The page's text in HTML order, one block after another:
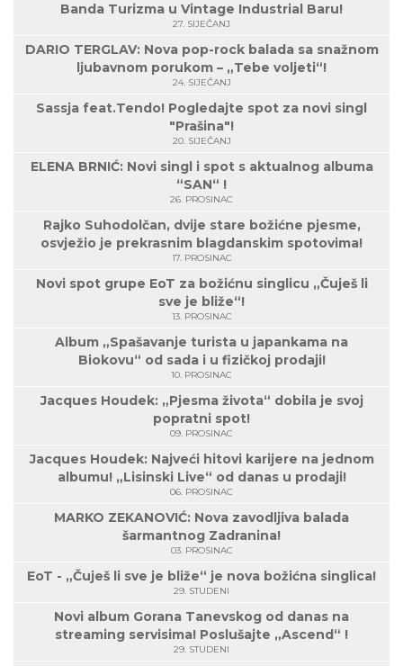
Banda Turizma u Vintage Industrial Baru!
27. SIJEČANJ
DARIO TERGLAV: Nova pop-rock balada sa snažnom
ljubavnom porukom – „Tebe voljeti“!
24. SIJEČANJ
Sassja feat.Tendo! Pogledajte spot za novi singl
"Prašina"!
20. SIJEČANJ
ELENA BRNIĆ: Novi singl i spot s aktualnog albuma
“SAN“ !
26. PROSINAC
Rajko Suhodolčan, dvije stare božićne pjesme,
osvježio je prekrasnim blagdanskim spotovima!
17. PROSINAC
Novi spot grupe EoT za božićnu singlicu „Čuješ li
sve je bliže“!
13. PROSINAC
Album „Spašavanje turista u japankama na
Biokovu“ od sada i u fizičkoj prodaji!
10. PROSINAC
Jacques Houdek: „Pjesma života“ dobila je svoj
popratni spot!
09. PROSINAC
Jacques Houdek: Najveći hitovi karijere na jednom
albumu! „Lisinski Live“ od danas u prodaji!
06. PROSINAC
MARKO ZEKANOVIĆ: Nova zavodljiva balada
šarmantnog Zadranina!
03. PROSINAC
EoT - „Čuješ li sve je bliže“ je nova božićna singlica!
29. STUDENI
Novi album Gorana Tanevskog od danas na
streaming servisima! Poslušajte „Ascend“ !
29. STUDENI